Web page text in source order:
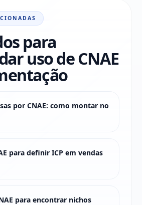
para
uso de CNAE
por CNAE: como montar no
para definir ICP em vendas
para encontrar nichos